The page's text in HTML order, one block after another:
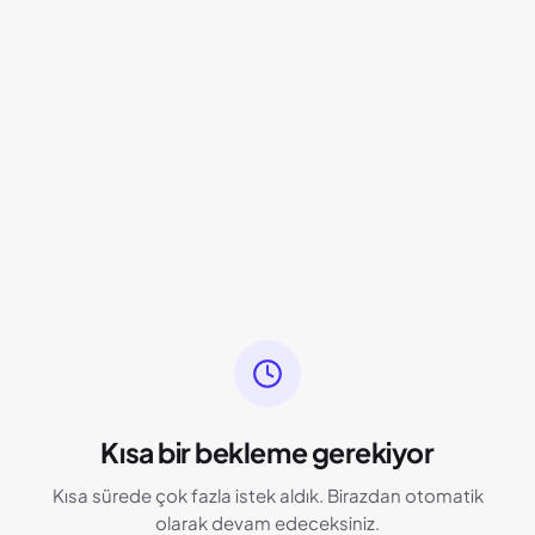
Kısa bir bekleme gerekiyor
Kısa sürede çok fazla istek aldık. Birazdan otomatik
olarak devam edeceksiniz.